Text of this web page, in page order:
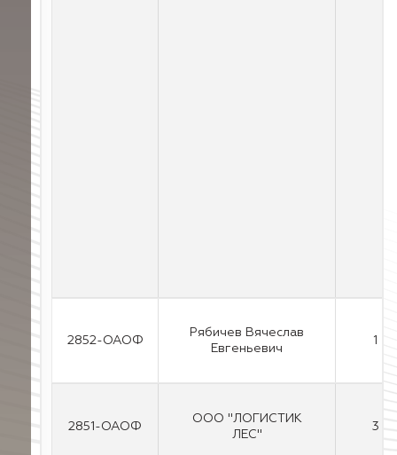
2852-ОАОФ
Рябичев Вячеслав
Евгеньевич
1
2851-ОАОФ
ООО "ЛОГИСТИК
ЛЕС"
3